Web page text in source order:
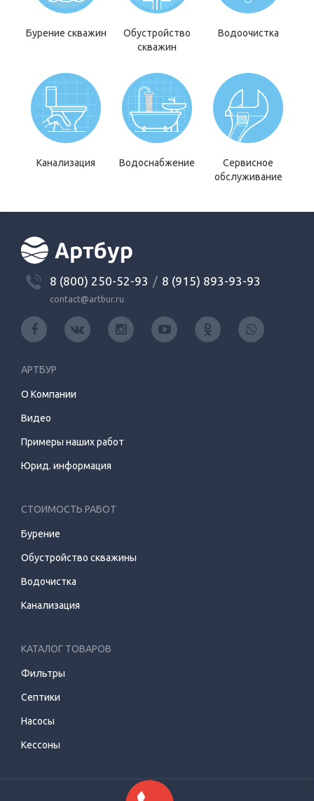
Бурение скважин
Обустройство
скважин
Водоочистка
Канализация Водоснабжение
Сервисное
обслуживание
8 (800) 250-52-93 / 8 (915) 893-93-93
contact@artbur.ru
АРТБУР
О Компании
Видео
Примеры наших работ
Юрид. информация
СТОИМОСТЬ РАБОТ
Бурение
Обустройство скважины
Водочистка
Канализация
КАТАЛОГ ТОВАРОВ
Фильтры
Септики
Насосы
Кессоны